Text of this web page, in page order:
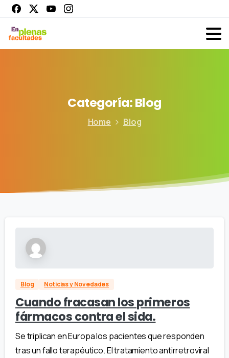
Categoría:Blog
Home Blog
Blog Noticias y Novedades
Cuando fracasan los primeros
fármacos contra el sida.
Se triplican en Europa los pacientes que responden
tras un fallo terapéutico. El tratamiento antirretroviral